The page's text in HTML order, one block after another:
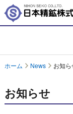
開発品情報
IR情報
ホーム News お知ら
お知らせ